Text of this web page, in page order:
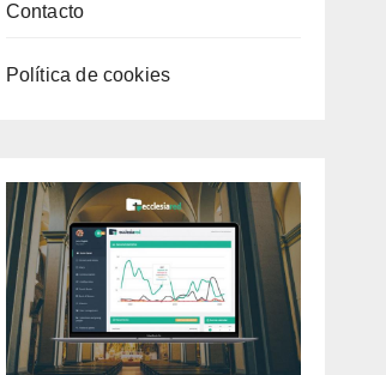
Contacto
Política de cookies